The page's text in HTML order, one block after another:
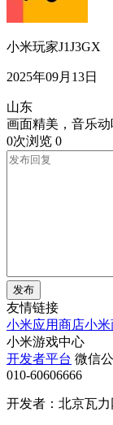
小米玩家J1J3GX
2025年09月13日
山东
画面精美，音乐
0次浏览 0
发布
友情链接
小米应用商店小
小米游戏中心
开发者平台 微信
010-60606666
开发者：北京瓦